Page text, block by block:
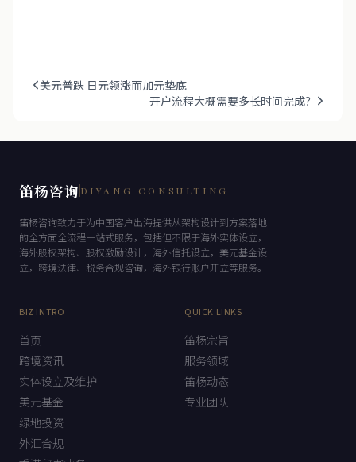
美元普跌 日元领涨而加元垫底
开户流程大概需要多长时间完成？
笛杨咨询 DIYANG CONSULTING
笛杨咨询致力于为中国客户出海提供从架构设计到方案落地
的全方面全流程一站式服务，包括但不限于海外实体设立，
海外股权架构、股权激励设计，海外信托设立，美元基金设
立，跨境法律、税务合规咨询，海外银行账户开立等服务。
BIZ INTRO
首页
跨境资讯
实体设立及维护
美元基金
绿地投资
外汇合规
QUICK LINKS
笛杨宗旨
服务领域
笛杨动态
专业团队